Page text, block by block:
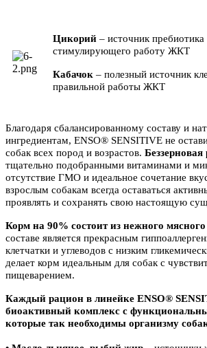
Цикорий – источник пребиотика
стимулирующего работу ЖКТ
Кабачок – полезный источник
правильной работы ЖКТ
Благодаря сбалансированному составу и
ингредиентам, ENSO® SENSITIVE не
собак всех пород и возрастов. Беззерновая
тщательно подобранными витаминами и
отсутствие ГМО и идеальное сочетание
взрослым собакам всегда оставаться
проявлять и сохранять свою настоящую
Корм на 90% состоит из нежного
составе является прекрасным
клетчатки и углеводов с низким
делает корм идеальным для собак с
пищеварением.
Каждый рацион в линейке ENSO®
биоактивный комплекс с
которые так необходимы организму